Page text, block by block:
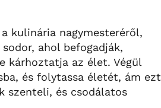
kulinária nagymesteréről,
ahol befogadják,
kárhoztatja az élet. Végül
és folytassa életét, ám ezt
szenteli, és csodálatos